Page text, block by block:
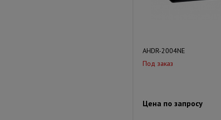
AHDR-2004NE
Под заказ
Цена по запросу